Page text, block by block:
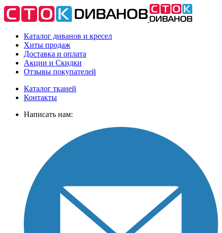
Каталог диванов и кресел
Хиты продаж
Доставка и оплата
Акции и Скидки
Отзывы покупателей
Каталог тканей
Контакты
Написать нам: